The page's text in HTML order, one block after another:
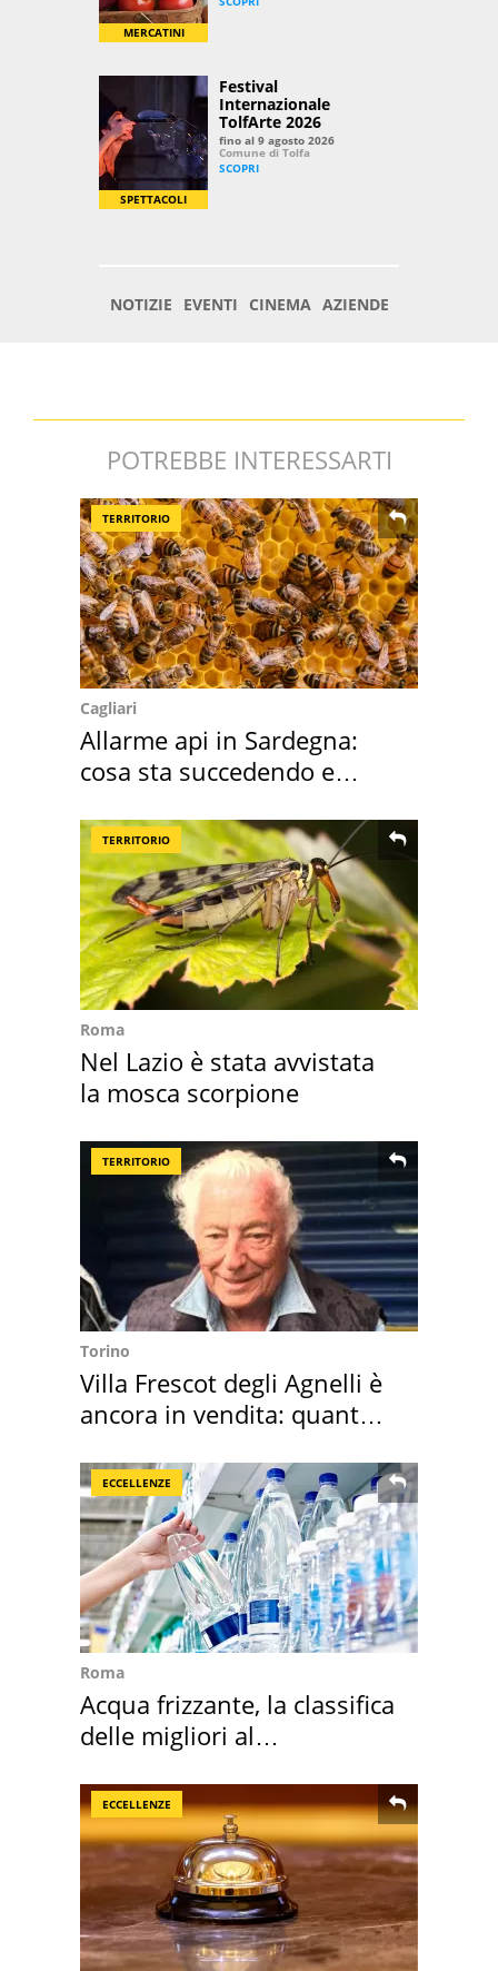
POTREBBE INTERESSARTI
TERRITORIO
Cagliari
Allarme api in Sardegna:
cosa sta succedendo e
TERRITORIO
Roma
Nel Lazio è stata avvistata
la mosca scorpione
TERRITORIO
Torino
Villa Frescot degli Agnelli è
ancora in vendita: quanto
ECCELLENZE
Roma
Acqua frizzante, la classifica
delle migliori al
ECCELLENZE